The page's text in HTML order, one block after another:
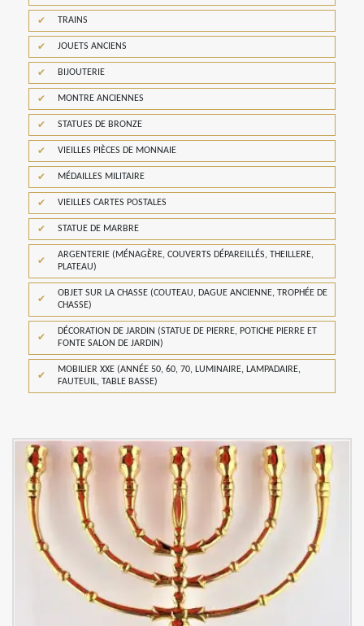
TRAINS
JOUETS ANCIENS
BIJOUTERIE
MONTRE ANCIENNES
STATUES DE BRONZE
VIEILLES PIÈCES DE MONNAIE
MÉDAILLES MILITAIRE
VIEILLES CARTES POSTALES
STATUE DE MARBRE
ARGENTERIE (MÉNAGÈRE, COUVERTS DÉPAREILLÉS, THEILLERE,
PLATEAU)
OBJET SUR LA CHASSE (COUTEAU, DAGUE ANCIENNE, TROPHÉE DE
CHASSE)
DÉCORATION DE JARDIN (STATUE DE PIERRE, POTICHE PIERRE ET
FONTE SALON DE JARDIN)
MOBILIER XXE (ANNÉE 50, 60, 70, LUMINAIRE, LAMPADAIRE,
FAUTEUIL, TABLE BASSE)